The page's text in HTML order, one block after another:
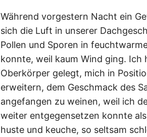
Während vorgestern Nacht ein
sich die Luft in unserer
Pollen und Sporen in
konnte, weil kaum Wind ging.
Oberkörper gelegt, mich in
erweitern, dem Geschmack des
angefangen zu weinen, weil ich
weiter entgegensetzen konnte
huste und keuche, so seltsam